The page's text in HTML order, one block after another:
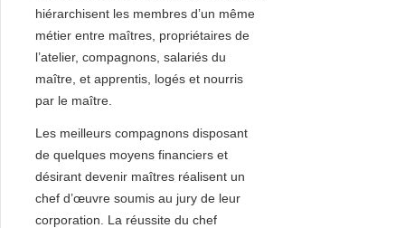
hiérarchisent les membres d’un même
métier entre maîtres, propriétaires de
l’atelier, compagnons, salariés du
maître, et apprentis, logés et nourris
par le maître.
Les meilleurs compagnons disposant
de quelques moyens financiers et
désirant devenir maîtres réalisent un
chef d’œuvre soumis au jury de leur
corporation. La réussite du chef